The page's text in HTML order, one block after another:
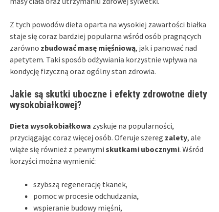
Z tych powodów dieta oparta na wysokiej zawartości białka
staje się coraz bardziej popularna wśród osób pragnących
zarówno zbudować masę mięśniową, jak i panować nad
apetytem. Taki sposób odżywiania korzystnie wpływa na
kondycję fizyczną oraz ogólny stan zdrowia.
Jakie są skutki uboczne i efekty zdrowotne diety
wysokobiałkowej?
Dieta wysokobiałkowa zyskuje na popularności,
przyciągając coraz więcej osób. Oferuje szereg zalety, ale
wiąże się również z pewnymi skutkami ubocznymi. Wśród
korzyści można wymienić:
szybszą regenerację tkanek,
pomoc w procesie odchudzania,
wspieranie budowy mięśni,